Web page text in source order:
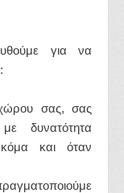
για να
σας, σας
δυνατότητα
και όταν